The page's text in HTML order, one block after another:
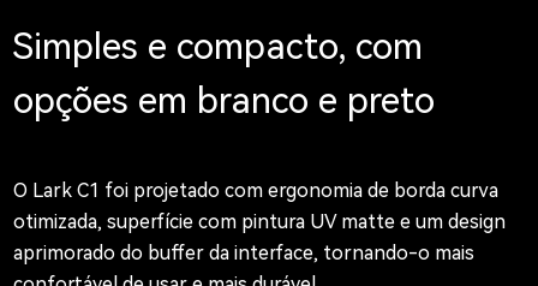
Simples e compacto, com
opções em branco e preto
O Lark C1 foi projetado com ergonomia de borda curva
otimizada, superfície com pintura UV matte e um design
aprimorado do buffer da interface, tornando-o mais